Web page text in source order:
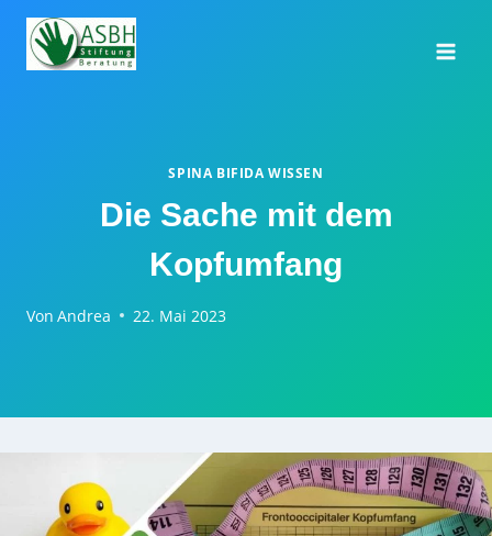
Zum
Inhalt
springen
SPINA BIFIDA WISSEN
Die Sache mit dem
Kopfumfang
Von Andrea 22. Mai 2023